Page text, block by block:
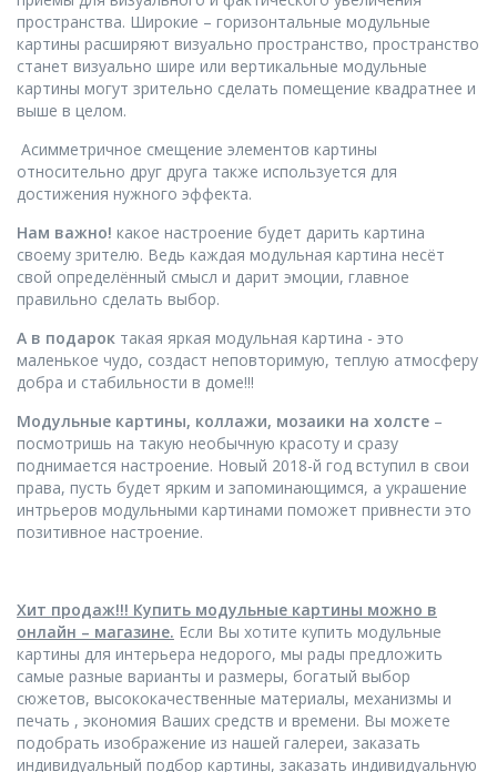
пространства. Широкие – горизонтальные модульные
картины расширяют визуально пространство, пространство
станет визуально шире или вертикальные модульные
картины могут зрительно сделать помещение квадратнее и
выше в целом.
Асимметричное смещение элементов картины
относительно друг друга также используется для
достижения нужного эффекта.
Нам важно! какое настроение будет дарить картина
своему зрителю. Ведь каждая модульная картина несёт
свой определённый смысл и дарит эмоции, главное
правильно сделать выбор.
А в подарок такая яркая модульная картина - это
маленькое чудо, создаст неповторимую, теплую атмосферу
добра и стабильности в доме!!!
Модульные картины, коллажи, мозаики на холсте –
посмотришь на такую необычную красоту и сразу
поднимается настроение. Новый 2018-й год вступил в свои
права, пусть будет ярким и запоминающимся, а украшение
интрьеров модульными картинами поможет привнести это
позитивное настроение.
Хит продаж!!! Купить модульные картины можно в
онлайн – магазине. Если Вы хотите купить модульные
картины для интерьера недорого, мы рады предложить
самые разные варианты и размеры, богатый выбор
сюжетов, высококачественные материалы, механизмы и
печать , экономия Ваших средств и времени. Вы можете
подобрать изображение из нашей галереи, заказать
индивидуальный подбор картины, заказать индивидуальную